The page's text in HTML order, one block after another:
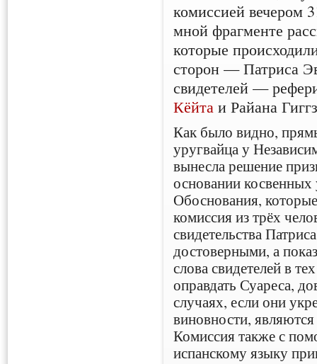
комиссией вечером
мной фрагменте
которые
сторон — Патриса
свидетелей —
Кёйта и Райана
Как было видно,
уругвайца у
вынесла решение
основании косвенных
Обоснования,
комиссия из трёх
свидетельства
достоверными, а
слова свидетелей в
оправдать Суареса,
случаях, если они
виновности,
Комиссия также с
испанскому языку